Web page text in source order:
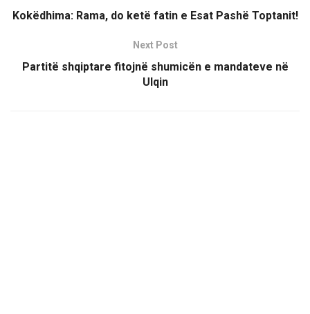
Kokëdhima: Rama, do ketë fatin e Esat Pashë Toptanit!
Next Post
Partitë shqiptare fitojnë shumicën e mandateve në
Ulqin